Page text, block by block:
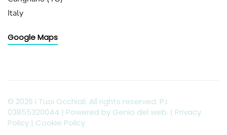
Italy
Google Maps
© 2026 I Tuoi Occhiali. All rights reserved. P.I.
03855320044 | Powered by Genio del web. | Privacy
Policy | Cookie Policy